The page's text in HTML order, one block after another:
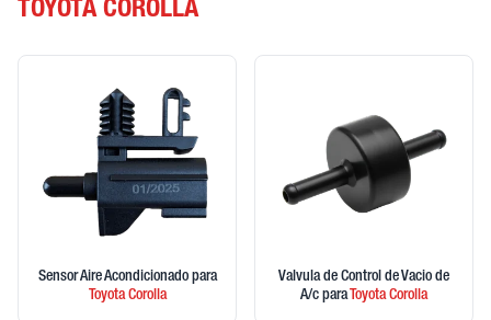
TOYOTA COROLLA
Sensor Aire Acondicionado para
ToyotaCorolla
Valvula de Control de Vacio de
A/c para ToyotaCorolla